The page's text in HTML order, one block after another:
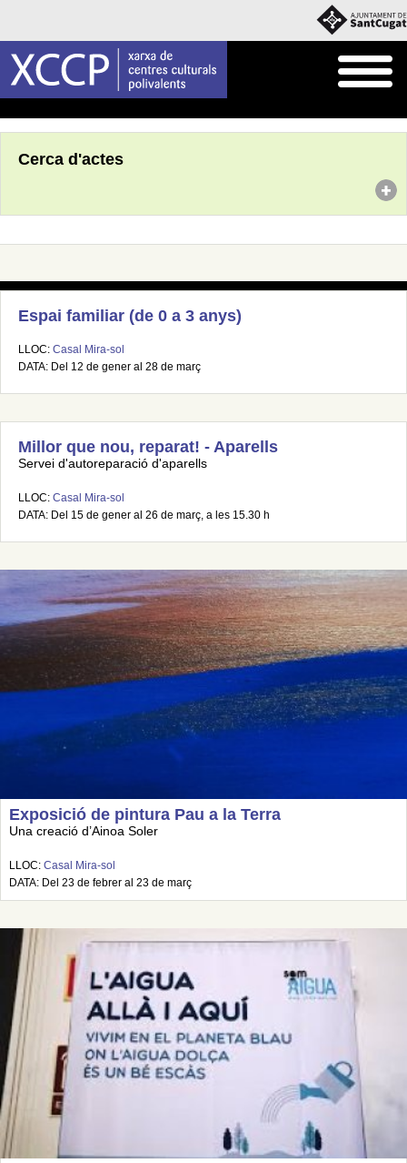
Cerca d'actes
Espai familiar (de 0 a 3 anys)
LLOC: Casal Mira-sol
DATA: Del 12 de gener al 28 de març
Millor que nou, reparat! - Aparells
Servei d'autoreparació d'aparells
LLOC: Casal Mira-sol
DATA: Del 15 de gener al 26 de març, a les 15.30 h
Exposició de pintura Pau a la Terra
Una creació d’Ainoa Soler
LLOC: Casal Mira-sol
DATA: Del 23 de febrer al 23 de març